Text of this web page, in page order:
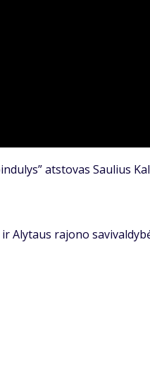
atstovas Saulius
Alytaus rajono